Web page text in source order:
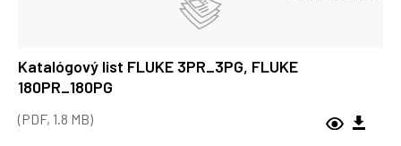
Katalógový list FLUKE 3PR_3PG, FLUKE
180PR_180PG
(PDF, 1.8 MB)